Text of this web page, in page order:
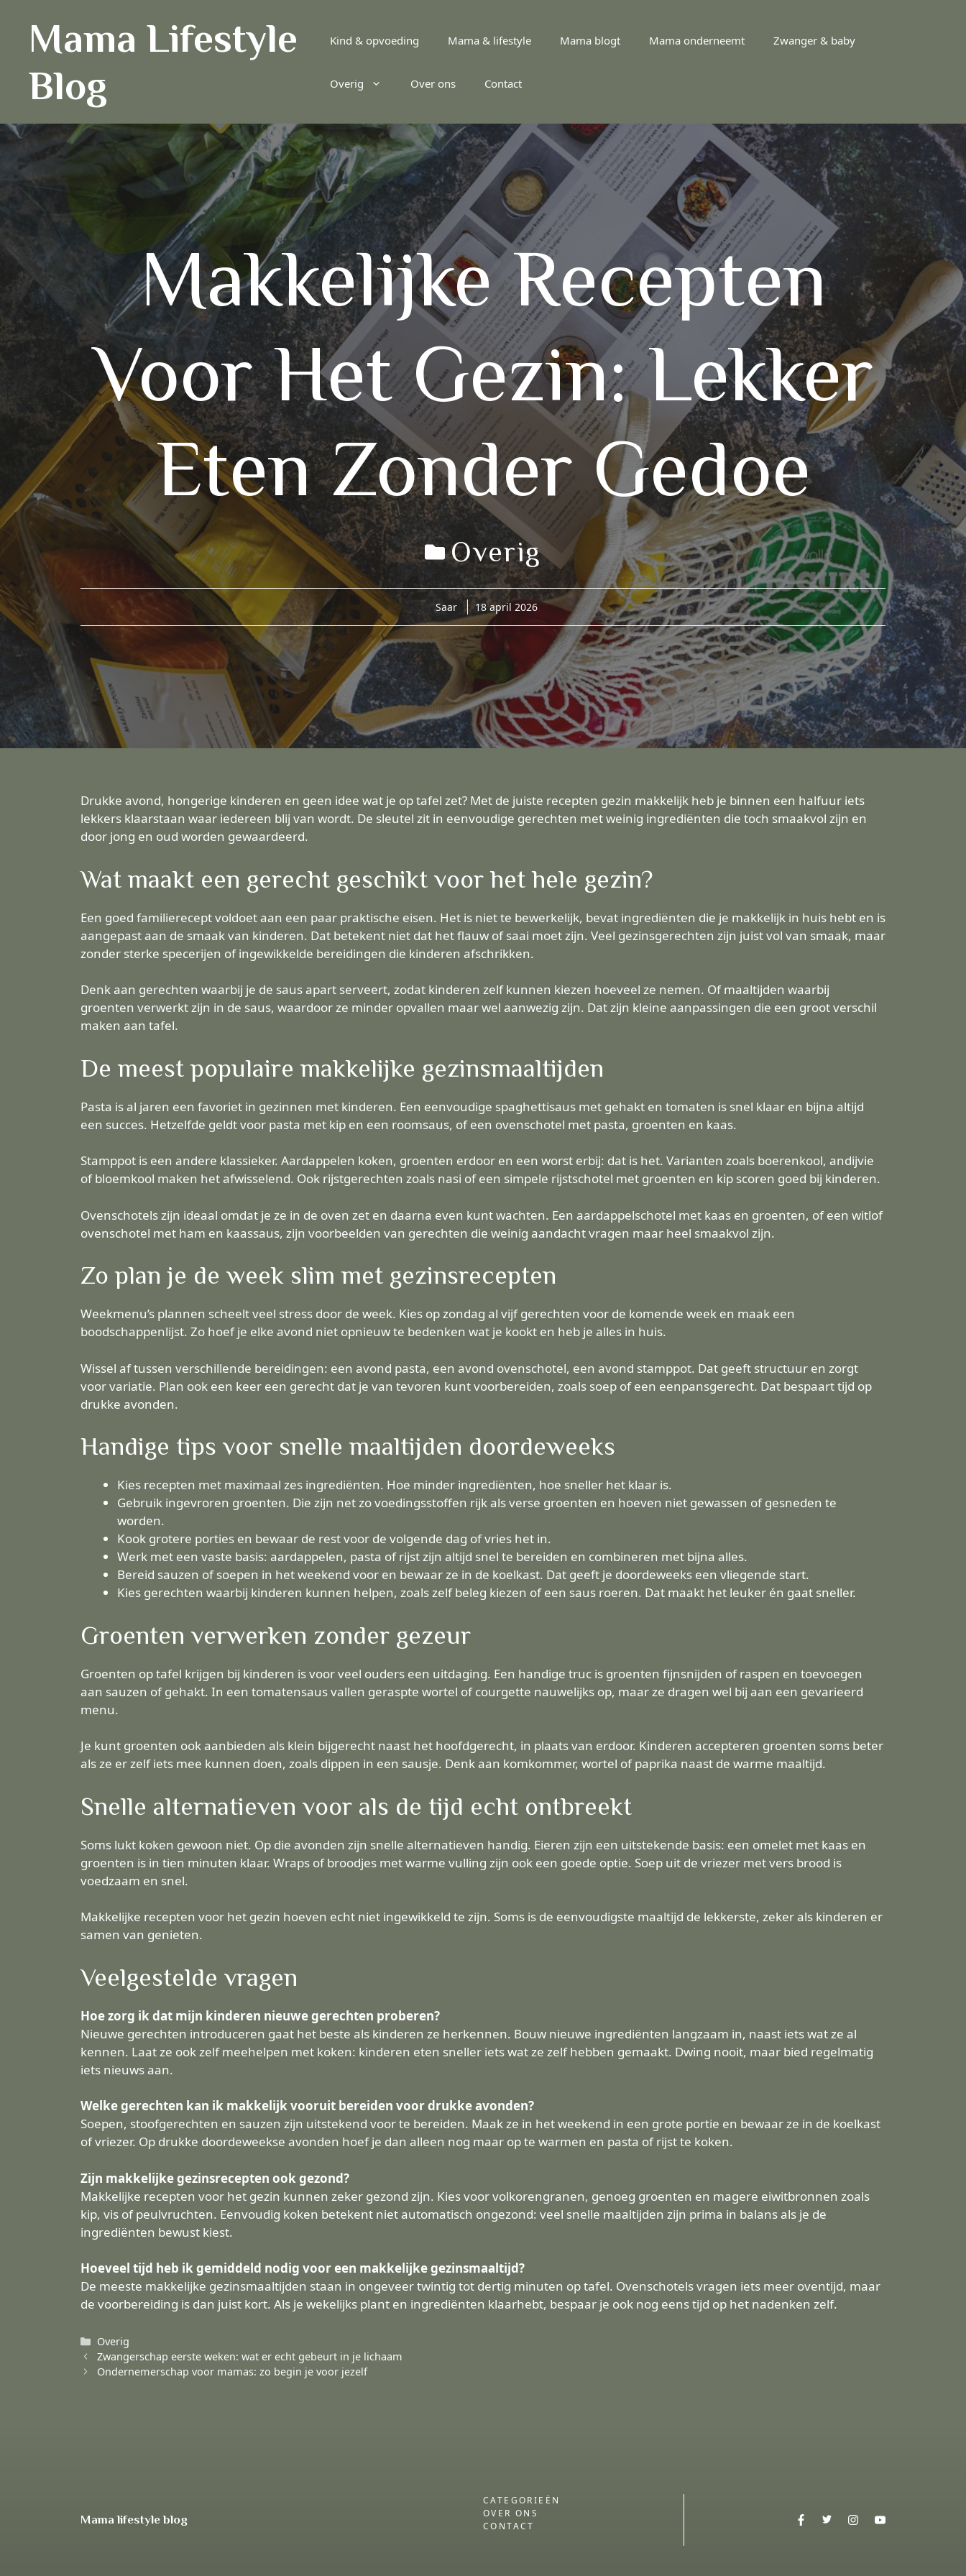
Mama Lifestyle
Blog
Kind & opvoeding Mama & lifestyle Mama blogt Mama onderneemt Zwanger & baby
Overig Over ons Contact
Makkelijke Recepten
Voor Het Gezin: Lekker
Eten Zonder Gedoe
Overig
Saar 18 april 2026
Drukke avond, hongerige kinderen en geen idee wat je op tafel zet? Met de juiste recepten gezin makkelijk heb je binnen een halfuur iets
lekkers klaarstaan waar iedereen blij van wordt. De sleutel zit in eenvoudige gerechten met weinig ingrediënten die toch smaakvol zijn en
door jong en oud worden gewaardeerd.
Wat maakt een gerecht geschikt voor het hele gezin?
Een goed familierecept voldoet aan een paar praktische eisen. Het is niet te bewerkelijk, bevat ingrediënten die je makkelijk in huis hebt en is
aangepast aan de smaak van kinderen. Dat betekent niet dat het flauw of saai moet zijn. Veel gezinsgerechten zijn juist vol van smaak, maar
zonder sterke specerijen of ingewikkelde bereidingen die kinderen afschrikken.
Denk aan gerechten waarbij je de saus apart serveert, zodat kinderen zelf kunnen kiezen hoeveel ze nemen. Of maaltijden waarbij
groenten verwerkt zijn in de saus, waardoor ze minder opvallen maar wel aanwezig zijn. Dat zijn kleine aanpassingen die een groot verschil
maken aan tafel.
De meest populaire makkelijke gezinsmaaltijden
Pasta is al jaren een favoriet in gezinnen met kinderen. Een eenvoudige spaghettisaus met gehakt en tomaten is snel klaar en bijna altijd
een succes. Hetzelfde geldt voor pasta met kip en een roomsaus, of een ovenschotel met pasta, groenten en kaas.
Stamppot is een andere klassieker. Aardappelen koken, groenten erdoor en een worst erbij: dat is het. Varianten zoals boerenkool, andijvie
of bloemkool maken het afwisselend. Ook rijstgerechten zoals nasi of een simpele rijstschotel met groenten en kip scoren goed bij kinderen.
Ovenschotels zijn ideaal omdat je ze in de oven zet en daarna even kunt wachten. Een aardappelschotel met kaas en groenten, of een witlof
ovenschotel met ham en kaassaus, zijn voorbeelden van gerechten die weinig aandacht vragen maar heel smaakvol zijn.
Zo plan je de week slim met gezinsrecepten
Weekmenu’s plannen scheelt veel stress door de week. Kies op zondag al vijf gerechten voor de komende week en maak een
boodschappenlijst. Zo hoef je elke avond niet opnieuw te bedenken wat je kookt en heb je alles in huis.
Wissel af tussen verschillende bereidingen: een avond pasta, een avond ovenschotel, een avond stamppot. Dat geeft structuur en zorgt
voor variatie. Plan ook een keer een gerecht dat je van tevoren kunt voorbereiden, zoals soep of een eenpansgerecht. Dat bespaart tijd op
drukke avonden.
Handige tips voor snelle maaltijden doordeweeks
Kies recepten met maximaal zes ingrediënten. Hoe minder ingrediënten, hoe sneller het klaar is.
Gebruik ingevroren groenten. Die zijn net zo voedingsstoffen rijk als verse groenten en hoeven niet gewassen of gesneden te
worden.
Kook grotere porties en bewaar de rest voor de volgende dag of vries het in.
Werk met een vaste basis: aardappelen, pasta of rijst zijn altijd snel te bereiden en combineren met bijna alles.
Bereid sauzen of soepen in het weekend voor en bewaar ze in de koelkast. Dat geeft je doordeweeks een vliegende start.
Kies gerechten waarbij kinderen kunnen helpen, zoals zelf beleg kiezen of een saus roeren. Dat maakt het leuker én gaat sneller.
Groenten verwerken zonder gezeur
Groenten op tafel krijgen bij kinderen is voor veel ouders een uitdaging. Een handige truc is groenten fijnsnijden of raspen en toevoegen
aan sauzen of gehakt. In een tomatensaus vallen geraspte wortel of courgette nauwelijks op, maar ze dragen wel bij aan een gevarieerd
menu.
Je kunt groenten ook aanbieden als klein bijgerecht naast het hoofdgerecht, in plaats van erdoor. Kinderen accepteren groenten soms beter
als ze er zelf iets mee kunnen doen, zoals dippen in een sausje. Denk aan komkommer, wortel of paprika naast de warme maaltijd.
Snelle alternatieven voor als de tijd echt ontbreekt
Soms lukt koken gewoon niet. Op die avonden zijn snelle alternatieven handig. Eieren zijn een uitstekende basis: een omelet met kaas en
groenten is in tien minuten klaar. Wraps of broodjes met warme vulling zijn ook een goede optie. Soep uit de vriezer met vers brood is
voedzaam en snel.
Makkelijke recepten voor het gezin hoeven echt niet ingewikkeld te zijn. Soms is de eenvoudigste maaltijd de lekkerste, zeker als kinderen er
samen van genieten.
Veelgestelde vragen
Hoe zorg ik dat mijn kinderen nieuwe gerechten proberen?
Nieuwe gerechten introduceren gaat het beste als kinderen ze herkennen. Bouw nieuwe ingrediënten langzaam in, naast iets wat ze al
kennen. Laat ze ook zelf meehelpen met koken: kinderen eten sneller iets wat ze zelf hebben gemaakt. Dwing nooit, maar bied regelmatig
iets nieuws aan.
Welke gerechten kan ik makkelijk vooruit bereiden voor drukke avonden?
Soepen, stoofgerechten en sauzen zijn uitstekend voor te bereiden. Maak ze in het weekend in een grote portie en bewaar ze in de koelkast
of vriezer. Op drukke doordeweekse avonden hoef je dan alleen nog maar op te warmen en pasta of rijst te koken.
Zijn makkelijke gezinsrecepten ook gezond?
Makkelijke recepten voor het gezin kunnen zeker gezond zijn. Kies voor volkorengranen, genoeg groenten en magere eiwitbronnen zoals
kip, vis of peulvruchten. Eenvoudig koken betekent niet automatisch ongezond: veel snelle maaltijden zijn prima in balans als je de
ingrediënten bewust kiest.
Hoeveel tijd heb ik gemiddeld nodig voor een makkelijke gezinsmaaltijd?
De meeste makkelijke gezinsmaaltijden staan in ongeveer twintig tot dertig minuten op tafel. Ovenschotels vragen iets meer oventijd, maar
de voorbereiding is dan juist kort. Als je wekelijks plant en ingrediënten klaarhebt, bespaar je ook nog eens tijd op het nadenken zelf.
Categorieën
Overig
Zwangerschap eerste weken: wat er echt gebeurt in je lichaam
Ondernemerschap voor mamas: zo begin je voor jezelf
Mama lifestyle blog
CATEGORIEËN
OVER ONS
CONTACT